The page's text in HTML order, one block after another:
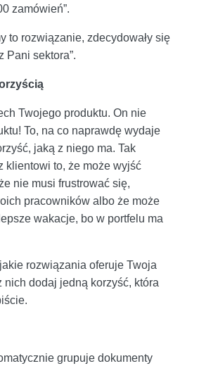
zamówień”.
to rozwiązanie, zdecydowały się
Pani sektora”.
Twojego produktu. On nie
To, na co naprawdę wydaje
jaką z niego ma. Tak
klientowi to, że może wyjść
nie musi frustrować się,
pracowników albo że może
wakacje, bo w portfelu ma
rozwiązania oferuje Twoja
nich dodaj jedną korzyść, która
grupuje dokumenty